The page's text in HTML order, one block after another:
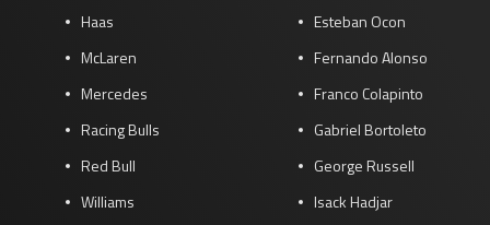
zo 05:00 - 07:00
GP QATAR 2026 27 - 29 nov
Haas
McLaren
Mercedes
Racing Bulls
Red Bull
Williams
Esteban Ocon
Fernando Alonso
Franco Colapinto
Gabriel Bortoleto
George Russell
Isack Hadjar